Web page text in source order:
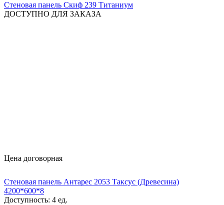
Стеновая панель Скиф 239 Титаниум
ДОСТУПНО ДЛЯ ЗАКАЗА
Цена договорная
Стеновая панель Антарес 2053 Таксус (Древесина)
4200*600*8
Доступность: 4 ед.